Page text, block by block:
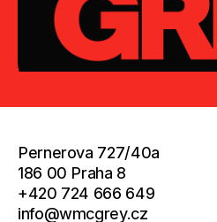
Pernerova 727/40a
186 00 Praha 8
+420 724 666 649
info@wmcgrey.cz